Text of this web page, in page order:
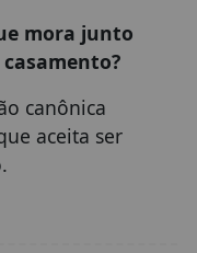
mora junto
canônica
aceita ser